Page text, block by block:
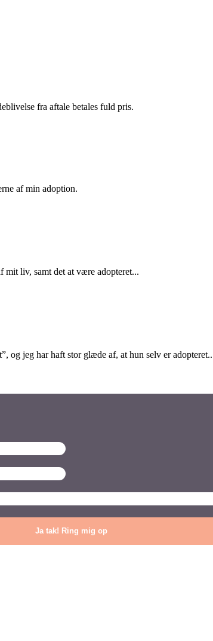
fra aftale betales fuld pris.
af min adoption.
mit liv, samt det at være adopteret...
og jeg har haft stor glæde af, at hun selv er